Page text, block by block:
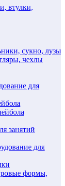
втулки,
сукно, лузы
чехлы
для
занятий
для